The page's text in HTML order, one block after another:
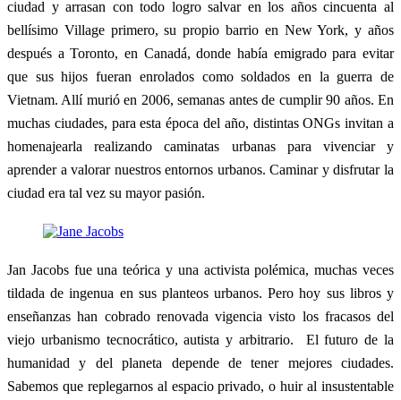
ciudad y arrasan con todo logro salvar en los años cincuenta al
bellísimo Village primero, su propio barrio en New York, y años
después a Toronto, en Canadá, donde había emigrado para evitar
que sus hijos fueran enrolados como soldados en la guerra de
Vietnam. Allí murió en 2006, semanas antes de cumplir 90 años. En
muchas ciudades, para esta época del año, distintas ONGs invitan a
homenajearla realizando caminatas urbanas para vivenciar y
aprender a valorar nuestros entornos urbanos. Caminar y disfrutar la
ciudad era tal vez su mayor pasión.
Jan Jacobs fue una teórica y una activista polémica, muchas veces
tildada de ingenua en sus planteos urbanos. Pero hoy sus libros y
enseñanzas han cobrado renovada vigencia visto los fracasos del
viejo urbanismo tecnocrático, autista y arbitrario. El futuro de la
humanidad y del planeta depende de tener mejores ciudades.
Sabemos que replegarnos al espacio privado, o huir al insustentable